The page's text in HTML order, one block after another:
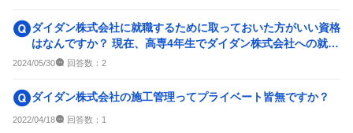
ダイダン株式会社に就職するために取っておいた方がいい資格
はなんですか？ 現在、高専4年生でダイダン株式会社への就職
を考えています。学...
2024/05/30 回答数： 2
ダイダン株式会社の施工管理ってプライベート皆無ですか？
2022/04/18 回答数： 1